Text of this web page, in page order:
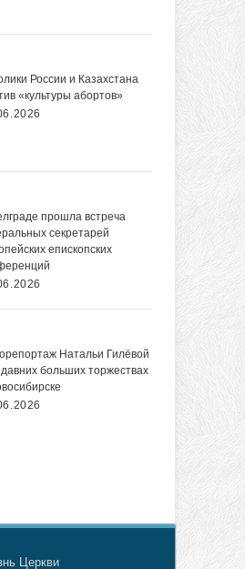
России и Казахстана
«культуры абортов»
прошла встреча
секретарей
епископских
Натальи Гилёвой
больших торжествах
Церкви